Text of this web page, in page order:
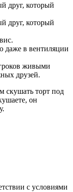
друг, который
друг, который
даже в вентиляции
живыми
друзей.
скушать торт под
он
с условиями